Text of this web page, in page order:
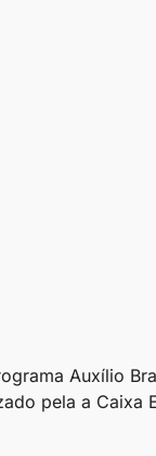
Auxílio
pela a Caixa